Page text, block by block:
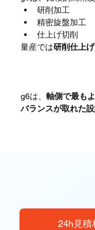
研削加工
精密旋盤加工
仕上げ切削
量産では研削仕上げ
g6は、軸側で最も
バランスが取れた
24h見積